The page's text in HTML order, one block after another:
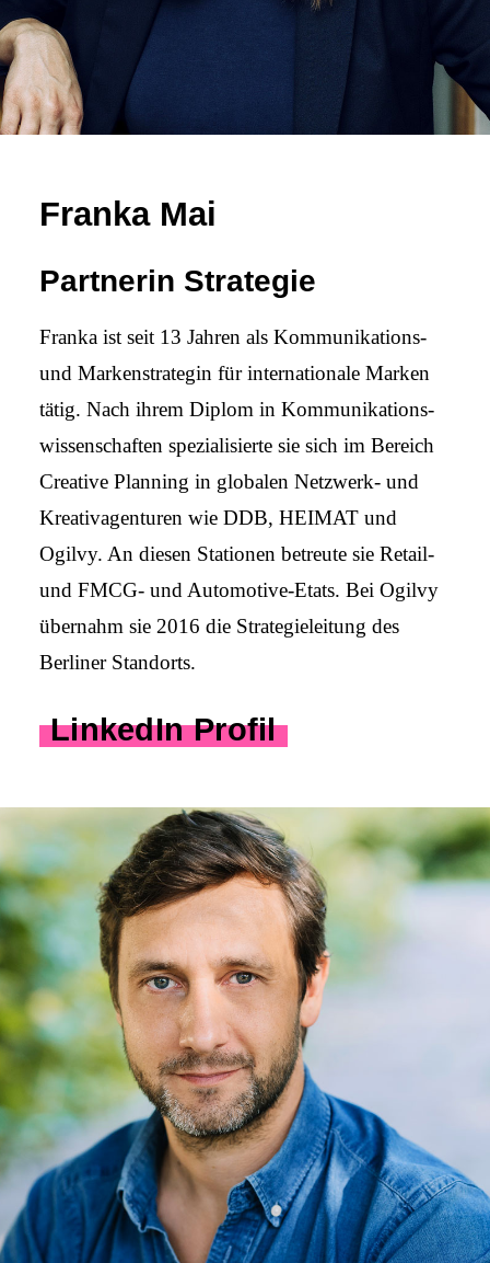
Franka Mai
Partnerin Strategie
Franka ist seit 13 Jahren als Kommu­­nikations-
und Marken­strategin für inter­nation­ale Marken
tätig. Nach ihrem Diplom in Kom­mu­nikations­
wissen­schaften speziali­­sierte sie sich im Bereich
Creative Planning in globalen Netzwerk- und
Kreativ­agenturen wie DDB, HEIMAT und
Ogilvy. An diesen Stationen betreute sie Retail-
und FMCG- und Automotive-Etats. Bei Ogilvy
übernahm sie 2016 die Strategie­leitung des
Berliner Standorts.
LinkedIn Profil